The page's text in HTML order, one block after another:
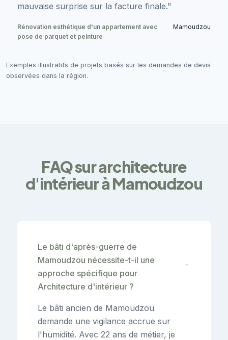
mauvaise surprise sur la facture finale."
Rénovation esthétique d'un appartement avec
pose de parquet et peinture
Mamoudzou
Exemples illustratifs de projets basés sur les demandes de devis
observées dans la région.
FAQ sur architecture
d'intérieur à Mamoudzou
Le bâti d'après-guerre de
Mamoudzou nécessite-t-il une
approche spécifique pour
Architecture d'intérieur ?
⌄
Le bâti ancien de Mamoudzou
demande une vigilance accrue sur
l'humidité. Avec 22 ans de métier, je